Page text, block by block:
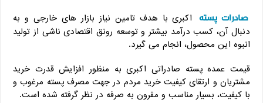
صادرات پسته اکبری با هدف تامین نیاز بازار های خارجی و به
دنبال آن، کسب درآمد بیشتر و توسعه رونق اقتصادی ناشی از تولید
انبوه این محصول، انجام می گیرد.
قیمت عمده پسته صادراتی اکبری به منظور افزایش قدرت خرید
مشتریان و ارتقای کیفیت خرید مردم در جهت مصرف پسته مرغوب و
با کیفیت، بسیار مناسب و مقرون به صرفه در نظر گرفته شده است.